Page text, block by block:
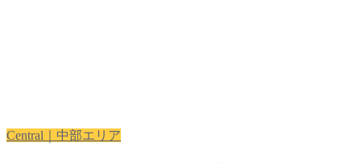
Central｜中部エリア